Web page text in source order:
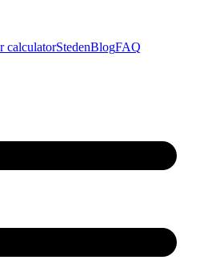
calculatorStedenBlogFAQ